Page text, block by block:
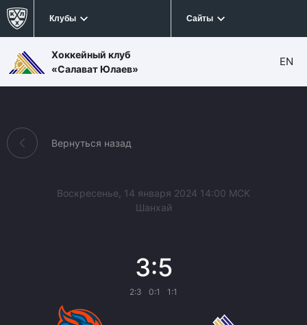
Клубы Сайты
Хоккейный клуб
«Салават Юлаев»
EN
Вернуться назад
Воскресенье, 14 января 2024 14:00 МСК
Шанхай
3:5
2:3 0:1 1:1